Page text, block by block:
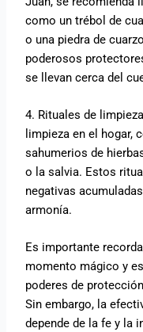
como un trébol de
o una piedra de
poderosos
se llevan cerca del
4. Rituales de
limpieza en el hogar,
sahumerios de
o la salvia. Estos
negativas
armonía.
Es importante
momento mágico y
poderes de
Sin embargo, la
depende de la fe y la